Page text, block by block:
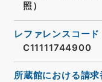
照）
レファレンスコード
C11111744900
所蔵館における請求